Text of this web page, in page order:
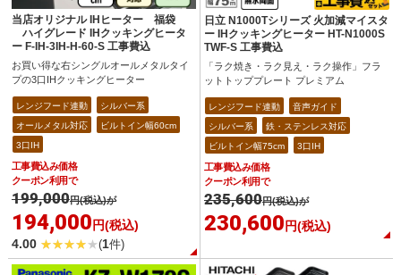
当店オリジナル IHヒーター 福袋
ハイグレード IHクッキングヒータ
ー F-IH-3IH-H-60-S 工事費込
お買い得な右シングルオールメタルタイ
プの3口IHクッキングヒーター
レンジフード連動
シルバー系
オールメタル対応
ビルトイン幅60cm
3口IH
工事費込み価格
クーポン利用で
199,000円(税込)が
194,000円(税込)
4.00
(1件)
日立 N1000Tシリーズ 火加減マイスタ
ー IHクッキングヒーター HT-N1000S
TWF-S 工事費込
「ラク焼き・ラク見え・ラク操作」フラ
ットトッププレート プレミアム
レンジフード連動
音声ガイド
シルバー系
鉄・ステンレス対応
ビルトイン幅75cm
3口IH
工事費込み価格
クーポン利用で
235,600円(税込)が
230,600円(税込)